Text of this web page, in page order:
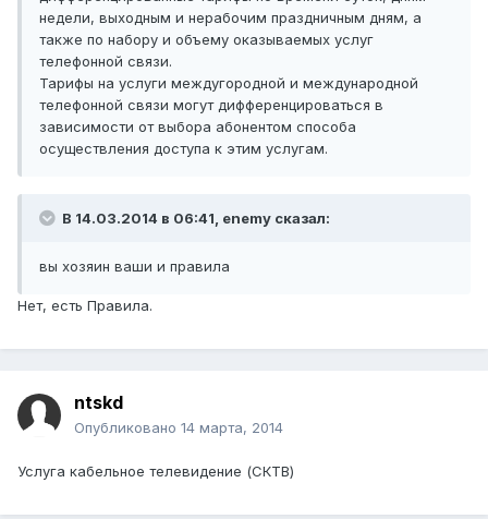
недели, выходным и нерабочим праздничным дням, а
также по набору и объему оказываемых услуг
телефонной связи.
Тарифы на услуги междугородной и международной
телефонной связи могут дифференцироваться в
зависимости от выбора абонентом способа
осуществления доступа к этим услугам.
В 14.03.2014 в 06:41, enemy сказал:
вы хозяин ваши и правила
Нет, есть Правила.
ntskd
Опубликовано 14 марта, 2014
Услуга кабельное телевидение (СКТВ)